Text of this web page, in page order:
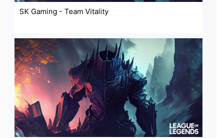
SK Gaming - Team Vitality